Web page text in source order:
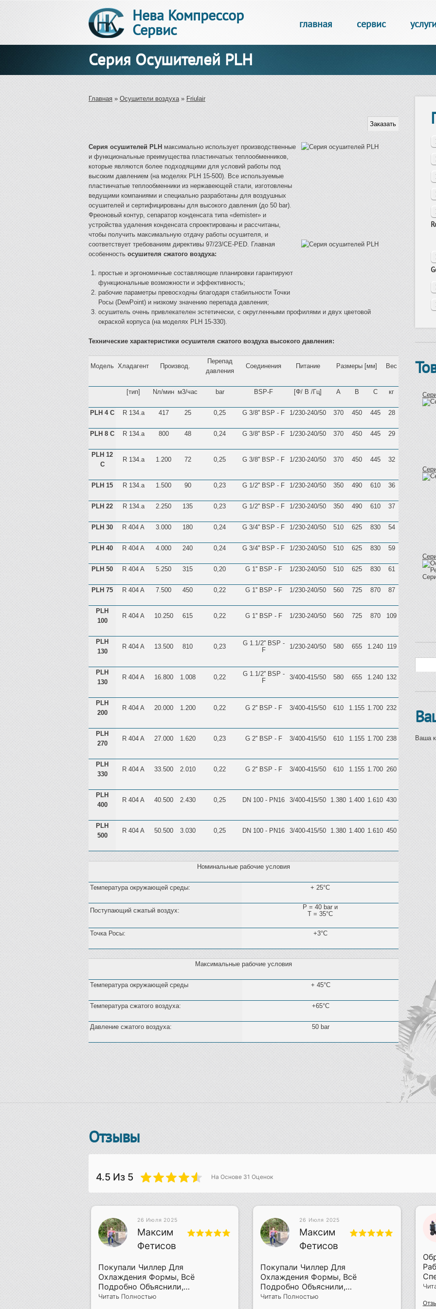
Нева Компрессор
Сервис главная сервис
Серия Осушителей PLH
Вы здесь
Главная»Осушители воздуха»Friulair
Серия осушителей PLHмаксимально использует производственные
и функциональные преимущества пластинчатых теплообменников,
которые являются более подходящими для условий работы под
высоким давлением (на моделях PLH 15-500). Все используемые
пластинчатые теплообменники из нержавеющей стали, изготовлены
ведущими компаниями и специально разработаны для воздушных
осушителей и сертифицированы для высокого давления (до 50 bar).
Фреоновый контур, сепаратор конденсата типа «demister» и
устройства удаления конденсата спроектированы и рассчитаны,
чтобы получить максимальную отдачу работы осушителя, и
соответствует требованиям директивы 97/23/CE-PED. Главная
особенностьосушителя сжатого воздуха:
простые и эргономичные составляющие планировки гарантируют
функциональные возможности и эффективность;
рабочие параметры превосходны благодаря стабильности Точки
Росы (DewPoint) и низкому значению перепада давления;
осушитель очень привлекателен эстетически, с округленными профилями и двух цветовой
окраской корпуса (на моделях PLH 15-330).
Технические характеристики осушителя сжатого воздуха высокого давления:
Модель Хладагент Производ.
Перепад
давления
Соединения Питание Размеры [мм] Вес
[тип] Nл/мин м3/час bar BSP-F [Ф/ В /Гц] A B C кг
PLH 4 C R 134.a 417 25 0,25 G 3/8'' BSP - F 1/230-240/50 370 450 445 28
PLH 8 C R 134.a 800 48 0,24 G 3/8'' BSP - F 1/230-240/50 370 450 445 29
PLH 12
C
R 134.a 1.200 72 0,25 G 3/8'' BSP - F 1/230-240/50 370 450 445 32
PLH 15 R 134.a 1.500 90 0,23 G 1/2'' BSP - F 1/230-240/50 350 490 610 36
PLH 22 R 134.a 2.250 135 0,23 G 1/2'' BSP - F 1/230-240/50 350 490 610 37
PLH 30 R 404 A 3.000 180 0,24 G 3/4'' BSP - F 1/230-240/50 510 625 830 54
PLH 40 R 404 A 4.000 240 0,24 G 3/4'' BSP - F 1/230-240/50 510 625 830 59
PLH 50 R 404 A 5.250 315 0,20 G 1'' BSP - F 1/230-240/50 510 625 830 61
PLH 75 R 404 A 7.500 450 0,22 G 1'' BSP - F 1/230-240/50 560 725 870 87
PLH
100
R 404 A 10.250 615 0,22 G 1'' BSP - F 1/230-240/50 560 725 870 109
PLH
130
R 404 A 13.500 810 0,23
G 1.1/2'' BSP -
F
1/230-240/50 580 655 1.240 119
PLH
130
R 404 A 16.800 1.008 0,22
G 1.1/2'' BSP -
F
3/400-415/50 580 655 1.240 132
PLH
200
R 404 A 20.000 1.200 0,22 G 2'' BSP - F 3/400-415/50 610 1.155 1.700 232
PLH
270
R 404 A 27.000 1.620 0,23 G 2'' BSP - F 3/400-415/50 610 1.155 1.700 238
PLH
330
R 404 A 33.500 2.010 0,22 G 2'' BSP - F 3/400-415/50 610 1.155 1.700 260
PLH
400
R 404 A 40.500 2.430 0,25 DN 100 - PN16 3/400-415/50 1.380 1.400 1.610 430
PLH
500
R 404 A 50.500 3.030 0,25 DN 100 - PN16 3/400-415/50 1.380 1.400 1.610 450
Номинальные рабочие условия
Температура окружающей среды: + 25°C
Поступающий сжатый воздух:
Р = 40 bar и
Т = 35°C
Точка Росы: +3°C
Максимальные рабочие условия
Температура окружающей среды + 45°C
Температура сжатого воздуха: +65°C
Давление сжатого воздуха: 50 bar
Ваша
Отзывы
4.5 Из 5 На Основе 31 Оценок
Своего Дела
26 Июля 2025
Максим
Фетисов
Покупали Чиллер Для
Охлаждения Формы, Всё
Подробно Объяснили,
Смонтировали За Два Дня
Читать Полностью
26 Июля 2025
Максим
Фетисов
Покупали Чиллер Для
Охлаждения Формы, Всё
Подробно Объяснили,
Смонтировали За Два Дня
Читать Полностью